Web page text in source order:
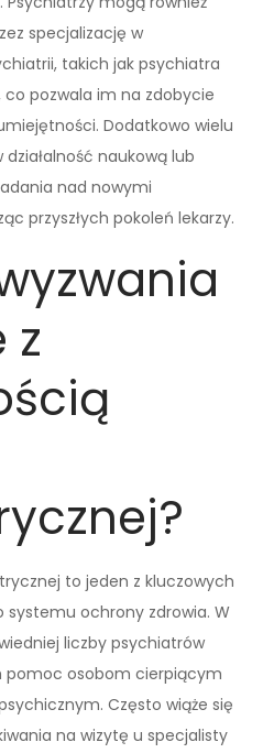
specjalizację w
takich jak psychiatra
pozwala im na zdobycie
Dodatkowo wielu
naukową lub
nad nowymi
przyszłych pokoleń lekarzy.
z
to jeden z kluczowych
systemu ochrony zdrowia. W
liczby psychiatrów
pomoc osobom cierpiącym
Często wiąże się
na wizytę u specjalisty